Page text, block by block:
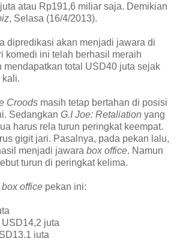
atau Rp191,6 miliar saja. Demikian
, Selasa (16/4/2013).
dipredikasi akan menjadi jawara di
komedi ini telah berhasil meraih
mendapatkan total USD40 juta sejak
kali.
Croods masih tetap bertahan di posisi
Sedangkan G.I Joe: Retaliation yang
harus rela turun peringkat keempat.
gigit jari. Pasalnya, pada pekan lalu,
menjadi jawara box office. Namun
turun di peringkat kelima.
box office pekan ini:
USD14,2 juta
juta